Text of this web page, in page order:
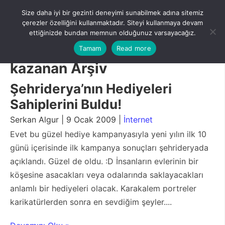
content
Menu
kazanan Arşiv
Şehriderya’nın Hediyeleri
Sahiplerini Buldu!
Serkan Algur | 9 Ocak 2009 | İnternet
Evet bu güzel hediye kampanyasıyla yeni yılın ilk 10
günü içerisinde ilk kampanya sonuçları şehrideryada
açıklandı. Güzel de oldu. :D İnsanların evlerinin bir
köşesine asacakları veya odalarında saklayacakları
anlamlı bir hediyeleri olacak. Karakalem portreler
karikatürlerden sonra en sevdiğim şeyler....
Size daha iyi bir gezinti deneyimi sunabilmek adına sitemiz
çerezler özelliğini kullanmaktadır. Siteyi kullanmaya devam
ettiğinizde bundan memnun olduğunuz varsayacağız.
Tamam
Read more